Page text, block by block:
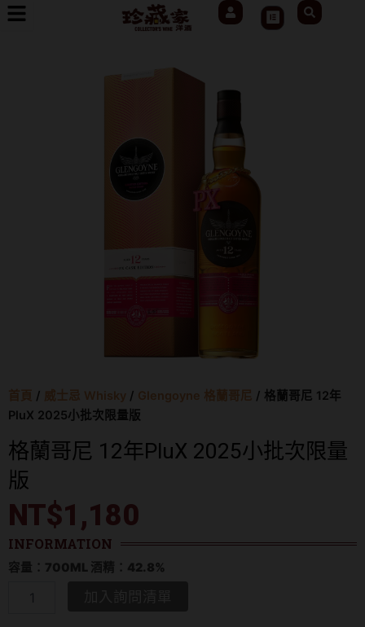
跳
User
Cart
Search
首頁 / 威士忌 Whisky / Glengoyne 格蘭哥尼 / 格蘭哥尼 12年
PluX 2025小批次限量版
格蘭哥尼 12年PluX 2025小批次限量
版
NT$1,180
INFORMATION
容量：700ML 酒精：42.8%